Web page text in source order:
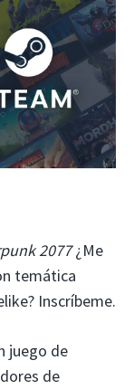
2077¿Me
temática
Inscríbeme.
juego de
de